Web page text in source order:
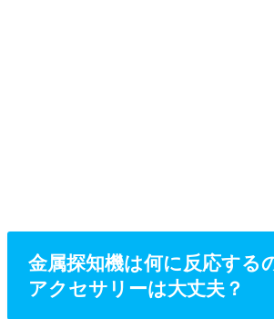
金属探知機は何に反応する
アクセサリーは大丈夫？